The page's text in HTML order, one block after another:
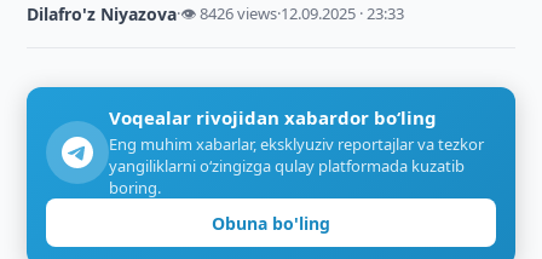
Dilafro'z Niyazova·👁 8426 views·12.09.2025 · 23:33
Voqealar rivojidan xabardor bo‘ling
Eng muhim xabarlar, eksklyuziv reportajlar va tezkor
yangiliklarni o‘zingizga qulay platformada kuzatib
boring.
Obuna bo'ling